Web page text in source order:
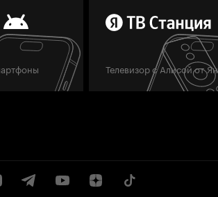
Телевизор с Алисой от